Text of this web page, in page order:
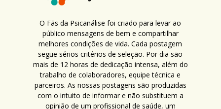
O Fãs da Psicanálise foi criado para levar ao
público mensagens de bem e compartilhar
melhores condições de vida. Cada postagem
segue sérios critérios de seleção. Por dia são
mais de 12 horas de dedicação intensa, além do
trabalho de colaboradores, equipe técnica e
parceiros. As nossas postagens são produzidas
com o intuito de informar e não substituem a
opinião de um profissional de saúde, um